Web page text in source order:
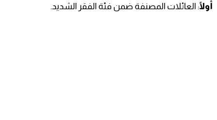
أولًا: العائلات المصنفة ضمن فئة الفقر الشديد.